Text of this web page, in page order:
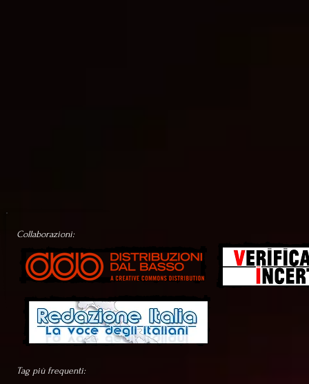
Collaborazioni:
Tag più frequenti: